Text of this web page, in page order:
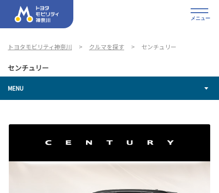
メニュー
トヨタモビリティ神奈川 クルマを探す センチュリー
センチュリー
MENU